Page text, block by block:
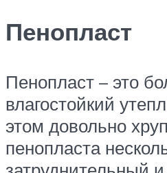
Пенопласт
Пенопласт – это
влагостойкий
этом довольно
пенопласта